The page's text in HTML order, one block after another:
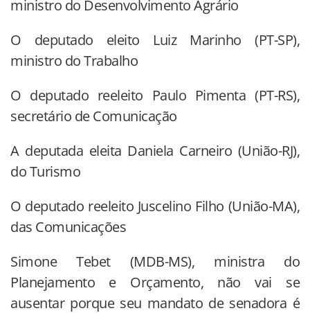
ministro do Desenvolvimento Agrário
O deputado eleito Luiz Marinho (PT-SP),
ministro do Trabalho
O deputado reeleito Paulo Pimenta (PT-RS),
secretário de Comunicação
A deputada eleita Daniela Carneiro (União-RJ),
do Turismo
O deputado reeleito Juscelino Filho (União-MA),
das Comunicações
Simone Tebet (MDB-MS), ministra do
Planejamento e Orçamento, não vai se
ausentar porque seu mandato de senadora é